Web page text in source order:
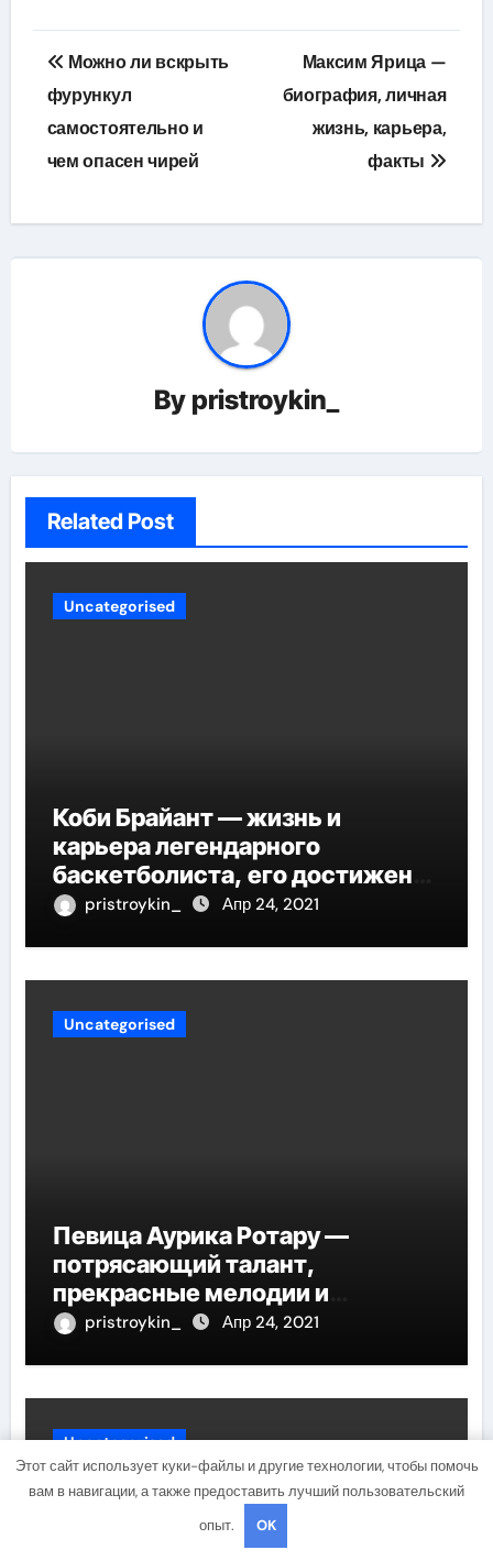
Навигация
по
записям
Можно ли вскрыть
фурункул
самостоятельно и
чем опасен чирей
Максим Ярица —
биография, личная
жизнь, карьера,
факты
By pristroykin_
Related Post
Uncategorised
Коби Брайант — жизнь и
карьера легендарного
баскетболиста, его достижения
и наследие
pristroykin_ Апр 24, 2021
Uncategorised
Певица Аурика Ротару —
потрясающий талант,
прекрасные мелодии и
интересные моменты из её
pristroykin_ Апр 24, 2021
Uncategorised
Этот сайт использует куки-файлы и другие технологии, чтобы помочь
вам в навигации, а также предоставить лучший пользовательский
опыт.
OK